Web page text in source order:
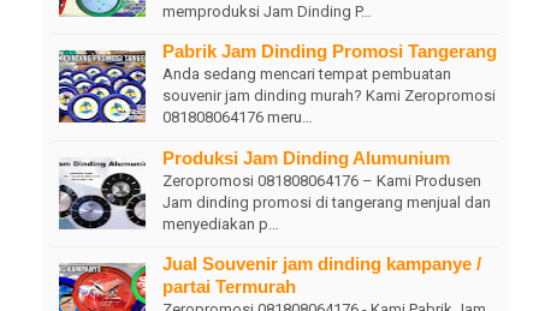
memproduksi Jam Dinding P…
Pabrik Jam Dinding Promosi Tangerang
Anda sedang mencari tempat pembuatan
souvenir jam dinding murah? Kami Zeropromosi
081808064176 meru…
Produksi Jam Dinding Alumunium
Zeropromosi 081808064176 – Kami Produsen
Jam dinding promosi di tangerang menjual dan
menyediakan p…
Jual Souvenir jam dinding kampanye /
partai Termurah